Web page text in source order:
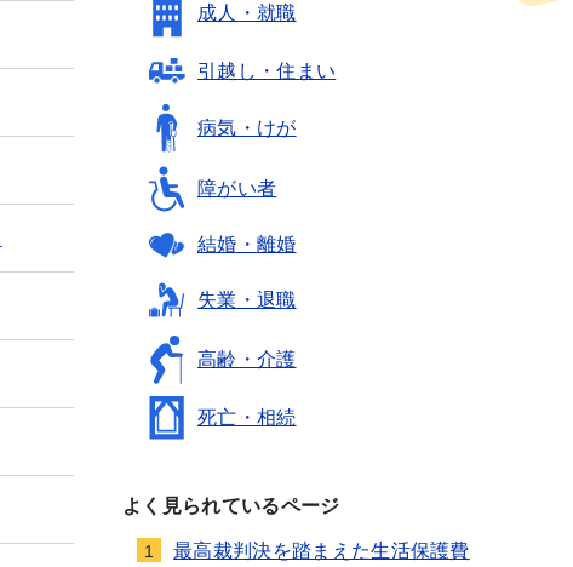
成人・就職
引越し・住まい
病気・けが
障がい者
結婚・離婚
失業・退職
高齢・介護
死亡・相続
よく見られているページ
1
最高裁判決を踏まえた生活保護費